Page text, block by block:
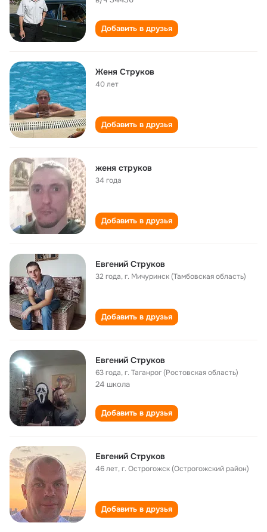
Добавить в друзья
Женя Струков
40 лет
Добавить в друзья
женя струков
34 года
Добавить в друзья
Евгений Струков
32 года,г. Мичуринск (Тамбовская область)
Добавить в друзья
Евгений Струков
63 года,г. Таганрог (Ростовская область)
24 школа
Добавить в друзья
Евгений Струков
46 лет,г. Острогожск (Острогожский район)
Добавить в друзья